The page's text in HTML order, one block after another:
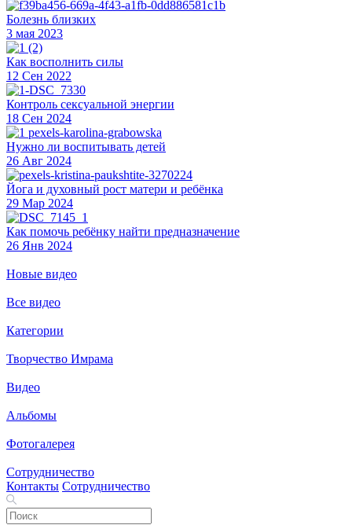
Болезнь близких
3 мая 2023
Как восполнить силы
12 Сен 2022
Контроль сексуальной энергии
18 Сен 2024
Нужно ли воспитывать детей
26 Авг 2024
Йога и духовный рост матери и ребёнка
29 Мар 2024
Как помочь ребёнку найти предназначение
26 Янв 2024
Новые видео
Все видео
Категории
Творчество Имрама
Видео
Альбомы
Фотогалерея
Сотрудничество
Контакты Сотрудничество